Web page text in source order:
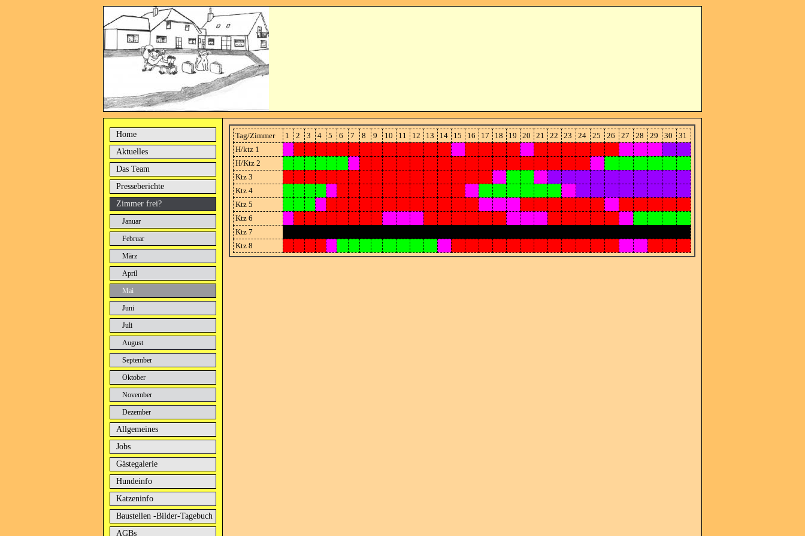
Home
Aktuelles
Das Team
Presseberichte
Zimmer frei?
Januar
Februar
März
April
Mai
Juni
Juli
August
September
Oktober
November
Dezember
Allgemeines
Jobs
Gästegalerie
Hundeinfo
Katzeninfo
Baustellen -Bilder-Tagebuch
AGBs
Tag/Zimmer 1 2 3 4 5 6 7 8 9 10 11 12 13 14 15 16 17 18 19 20 21 22 23 24 25 26 27 28 29 30
31
H/ktz 1
H/Ktz 2
Ktz 3
Ktz 4
Ktz 5
Ktz 6
Ktz 7
Ktz 8